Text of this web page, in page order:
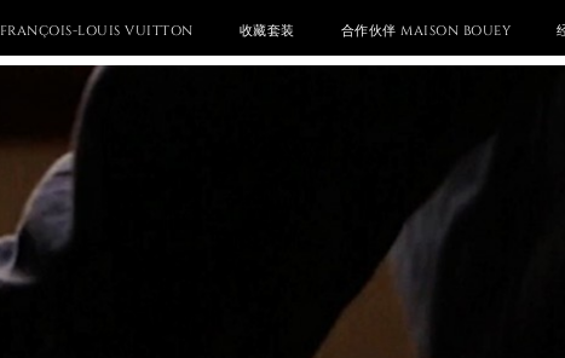
FRANÇOIS-LOUIS VUITTON 收藏套装 合作伙伴 MAISON BOUEY